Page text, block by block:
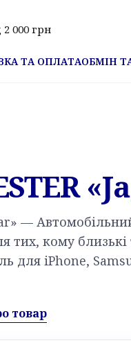
000 грн
ТА ОПЛАТАОБМІН
—
тих, кому близькі
для iPhone,
товар